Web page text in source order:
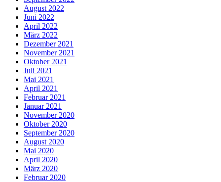
August 2022
Juni 2022
April 2022
März 2022
Dezember 2021
November 2021
Oktober 2021
Juli 2021
Mai 2021
April 2021
Februar 2021
Januar 2021
November 2020
Oktober 2020
September 2020
August 2020
Mai 2020
April 2020
März 2020
Februar 2020